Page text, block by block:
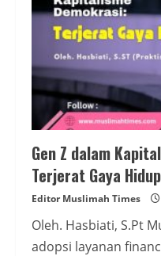
Gen Z dalam
Terjerat Gaya
Editor Muslimah Times
Oleh. Hasbiati, S.Pt
adopsi layanan